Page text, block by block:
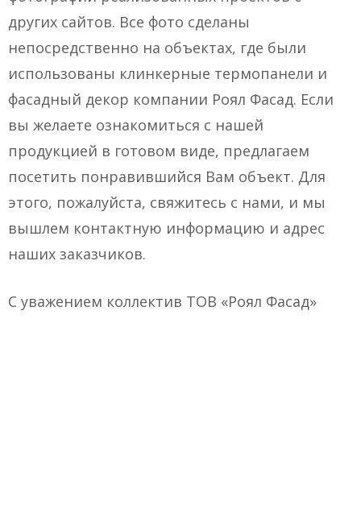
других сайтов. Все фото сделаны
непосредственно на объектах, где были
использованы клинкерные термопанели и
фасадный декор компании Роял Фасад. Если
вы желаете ознакомиться с нашей
продукцией в готовом виде, предлагаем
посетить понравившийся Вам объект. Для
этого, пожалуйста, свяжитесь с нами, и мы
вышлем контактную информацию и адрес
наших заказчиков.
С уважением коллектив ТОВ «Роял Фасад»